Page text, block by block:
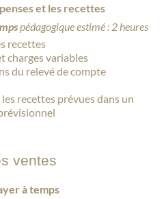
et les recettes
pédagogique estimé : 2 heures
recettes
charges variables
du relevé de compte
recettes prévues dans un
ventes
à temps